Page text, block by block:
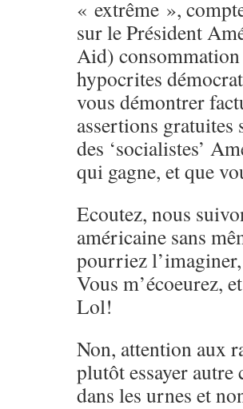
« extrême »,
sur le Président
Aid)
hypocrites
vous démontrer
assertions
des ‘socialistes’
qui gagne, et que
Ecoutez, nous
américaine sans
pourriez
Vous m’écoeurez,
Lol!
Non, attention aux
plutôt essayer autre
dans les urnes et